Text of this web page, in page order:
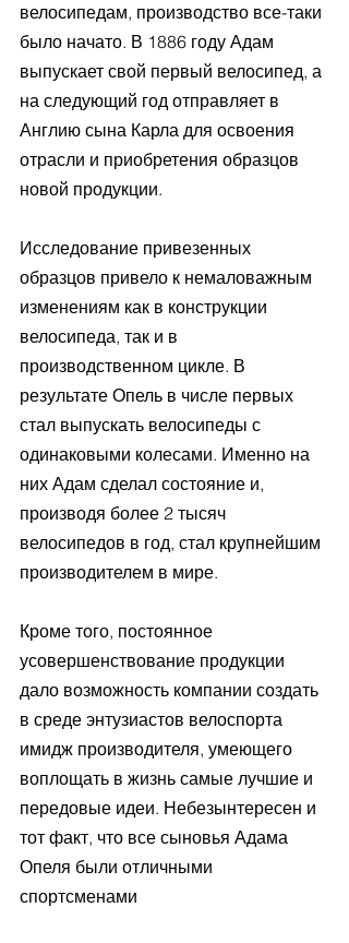
велосипедам, производство все-таки
было начато. В 1886 году Адам
выпускает свой первый велосипед, а
на следующий год отправляет в
Англию сына Карла для освоения
отрасли и приобретения образцов
новой продукции.
Исследование привезенных
образцов привело к немаловажным
изменениям как в конструкции
велосипеда, так и в
производственном цикле. В
результате Опель в числе первых
стал выпускать велосипеды с
одинаковыми колесами. Именно на
них Адам сделал состояние и,
производя более 2 тысяч
велосипедов в год, стал крупнейшим
производителем в мире.
Кроме того, постоянное
усовершенствование продукции
дало возможность компании создать
в среде энтузиастов велоспорта
имидж производителя, умеющего
воплощать в жизнь самые лучшие и
передовые идеи. Небезынтересен и
тот факт, что все сыновья Адама
Опеля были отличными
спортсменами